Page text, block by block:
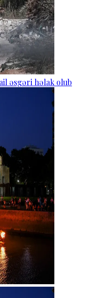
əsgəri həlak olub